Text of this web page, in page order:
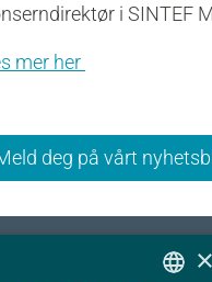
i SINTEF
mer her
deg på vårt
klyngen skal sikre tilvekst
som opererer
×